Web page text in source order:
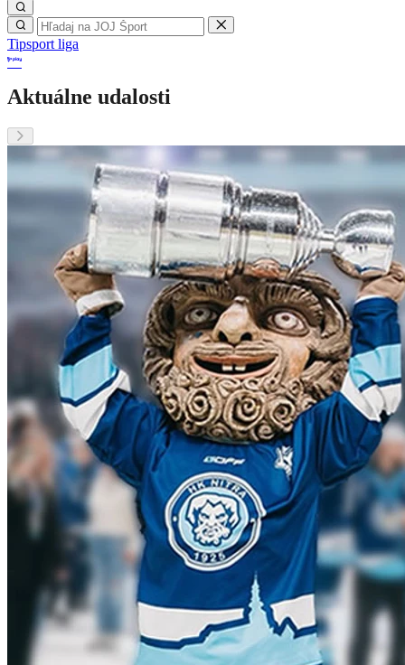
Tipsport liga
Aktuálne udalosti